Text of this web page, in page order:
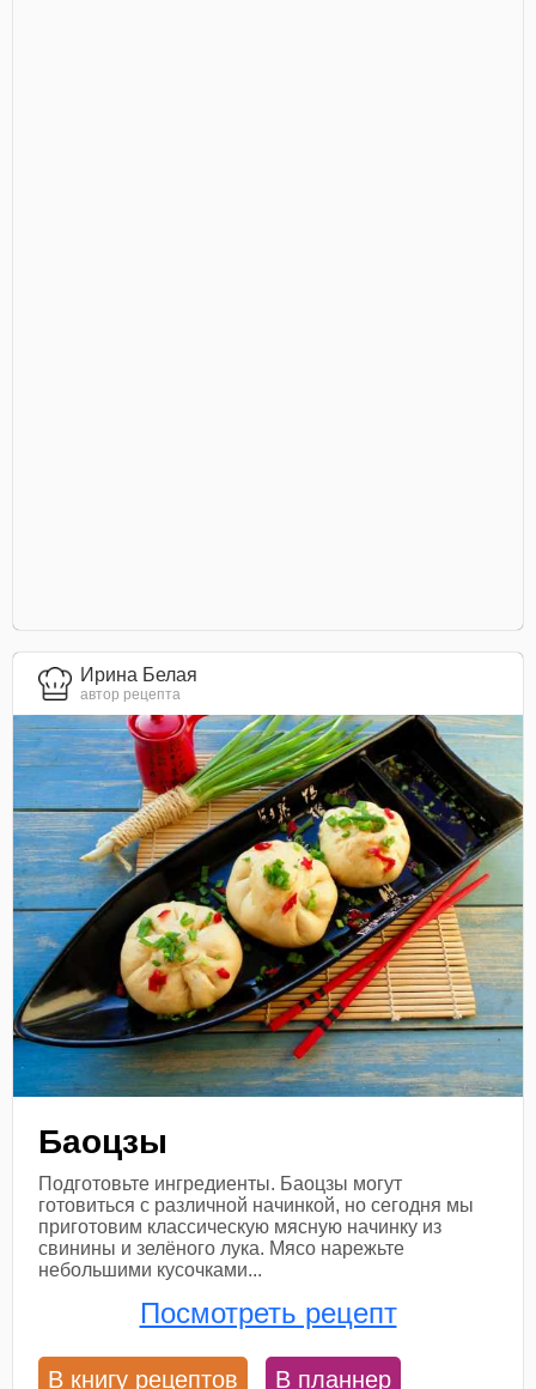
Ирина Белая
автор рецепта
Баоцзы
Подготовьте ингредиенты. Баоцзы могут
готовиться с различной начинкой, но сегодня мы
приготовим классическую мясную начинку из
свинины и зелёного лука. Мясо нарежьте
небольшими кусочками...
Посмотреть рецепт
В книгу рецептов В планнер